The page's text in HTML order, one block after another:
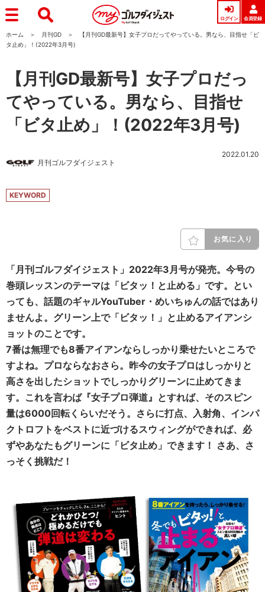
ログイン 会員登録
ホーム 月刊GD
【月刊GD最新号】女子プロだってやっている。男なら、目指せ「ビ
タ止め」！(2022年3月号)
【月刊GD最新号】女子プロだっ
てやっている。男なら、目指せ
「ビタ止め」！(2022年3月号)
月刊ゴルフダイジェスト
2022.01.20
KEYWORD
お気に入り
「月刊ゴルフダイジェスト」2022年3月号が発売。今号の
巻頭レッスンのテーマは「ビタッ！と止める」です。とい
っても、話題のギャルYouTuber・めいちゅんの話ではあり
ませんよ。グリーン上で「ビタッ！」と止めるアイアンシ
ョットのことです。
7番は無理でも8番アイアンならしっかり乗せたいところで
すよね。プロならなおさら。昨今の女子プロはしっかりと
高さを出したショットでしっかりグリーンに止めてきま
す。これを言わば『女子プロ弾道』とすれば、そのスピン
量は6000回転くらいだそう。さらに打点、入射角、インパ
クトロフトをベストに近づけるスウィングができれば、必
ずやあなたもグリーンに「ビタ止め」できます！ さあ、さ
っそく挑戦だ！